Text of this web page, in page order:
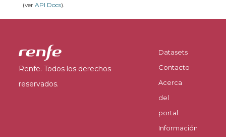
(ver API Docs).
Renfe. Todos los derechos
reservados.
Datasets
Contacto
Acerca
del
portal
Información